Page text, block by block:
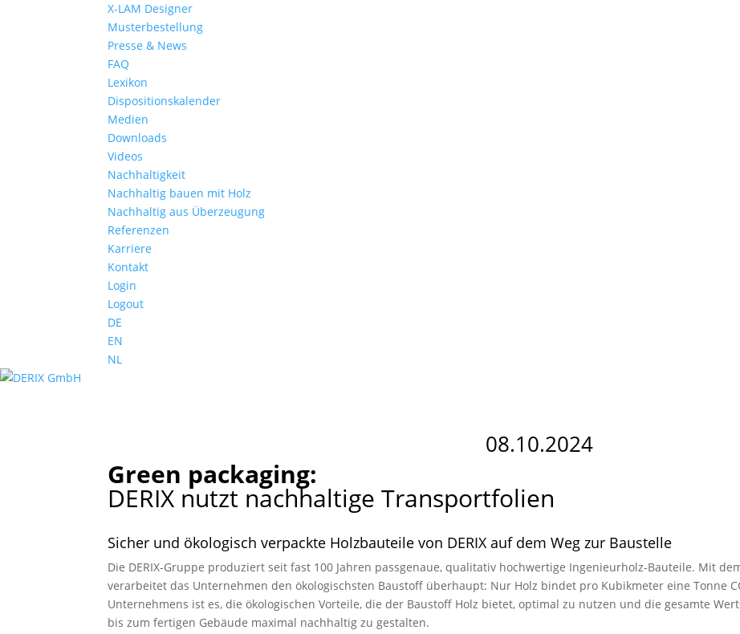
X-LAM Designer
Musterbestellung
Presse & News
FAQ
Lexikon
Dispositionskalender
Medien
Downloads
Videos
Nachhaltigkeit
Nachhaltig bauen mit Holz
Nachhaltig aus Überzeugung
Referenzen
Karriere
Kontakt
Login
Logout
DE
EN
NL
08.10.2024
Green packaging:
DERIX nutzt nachhaltige Transportfolien
Sicher und ökologisch verpackte Holzbauteile von DERIX auf dem Weg zur Baustelle
Die DERIX-Gruppe produziert seit fast 100 Jahren passgenaue, qualitativ hochwertige Ingenieurholz-Bauteile. Mit
verarbeitet das Unternehmen den ökologischsten Baustoff überhaupt: Nur Holz bindet pro Kubikmeter eine Tonne
Unternehmens ist es, die ökologischen Vorteile, die der Baustoff Holz bietet, optimal zu nutzen und die gesamte
bis zum fertigen Gebäude maximal nachhaltig zu gestalten.